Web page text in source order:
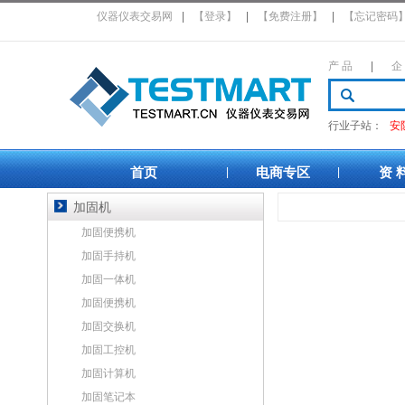
仪器仪表交易网 【登录】 【免费注册】 【忘记密码
产 品 企
行业子站： 安
首页 电商专区 资
加固机
加固便携机
加固手持机
加固一体机
加固便携机
加固交换机
加固工控机
加固计算机
加固笔记本